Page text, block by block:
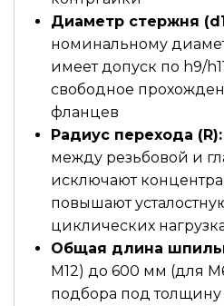
Диаметр стержня
номинальному
имеет допуск по h9/
свободное
фланцев
Радиус перехода (R):
между резьбовой и
исключают
повышают
циклических
Общая длина
М12) до 600 мм (для
подбора под толщину